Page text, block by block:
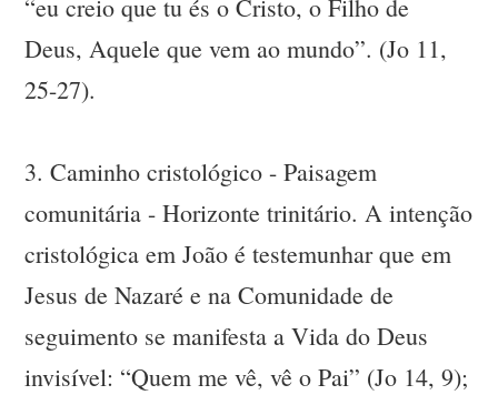
“eu creio que tu és o Cristo, o Filho de
Deus, Aquele que vem ao mundo”. (Jo 11,
25-27).
3. Caminho cristológico - Paisagem
comunitária - Horizonte trinitário. A intenção
cristológica em João é testemunhar que em
Jesus de Nazaré e na Comunidade de
seguimento se manifesta a Vida do Deus
invisível: “Quem me vê, vê o Pai” (Jo 14, 9);